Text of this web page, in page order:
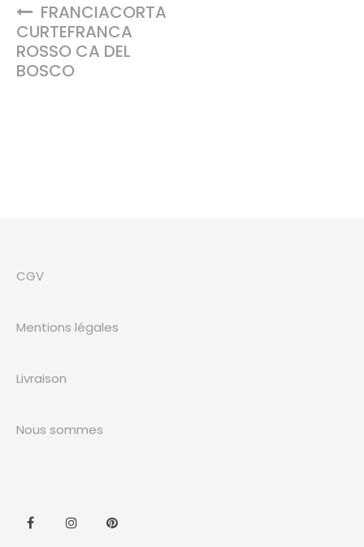
FRANCIACORTA
CURTEFRANCA
ROSSO CA DEL
BOSCO
CGV
Mentions légales
Livraison
Nous sommes